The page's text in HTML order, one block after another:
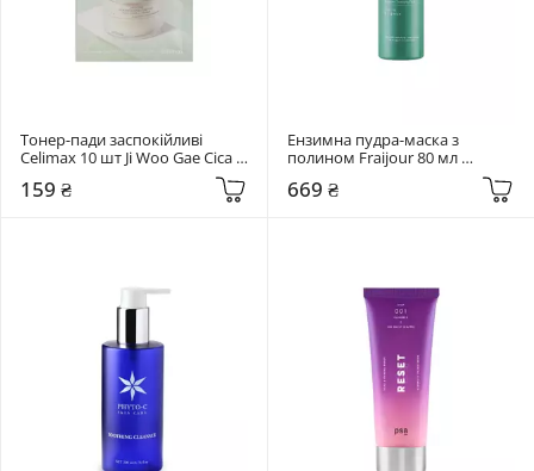
Тонер-пади заспокійливі
Celimax 10 шт Ji Woo Gae Cica
159 ₴
Ензимна пудра-маска з
полином Fraijour 80 мл
Original Wormwood Enzyme
Cleansing Pack
669 ₴